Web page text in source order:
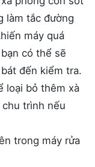
làm tắc đường
máy quá
có thể sẽ
đến kiểm tra.
loại bỏ thêm xà
trình nếu
trong máy rửa